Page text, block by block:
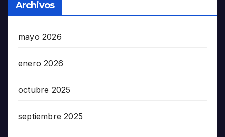
Archivos
mayo 2026
enero 2026
octubre 2025
septiembre 2025